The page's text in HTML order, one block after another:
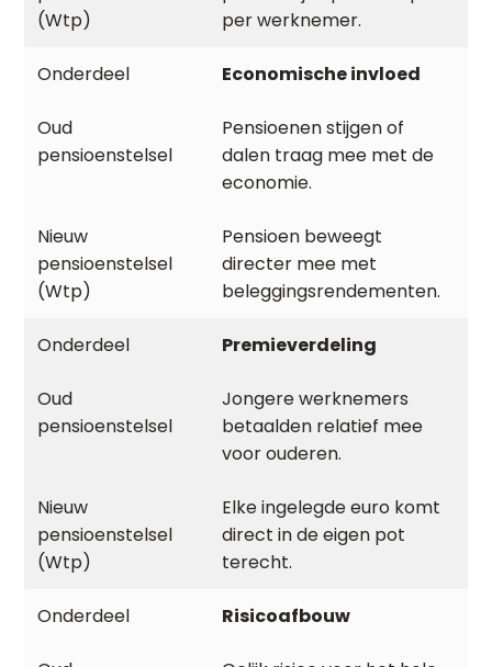
per werknemer.
Economische invloed
Pensioenen stijgen of
dalen traag mee met de
economie.
Pensioen beweegt
directer mee met
beleggingsrendementen.
Premieverdeling
Jongere werknemers
betaalden relatief mee
voor ouderen.
Elke ingelegde euro komt
direct in de eigen pot
terecht.
Risicoafbouw